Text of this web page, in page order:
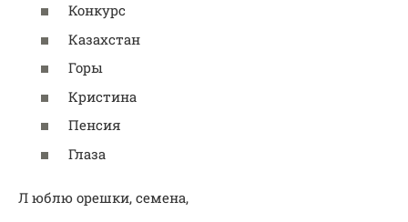
Конкурс
Казахстан
Горы
Кристина
Пенсия
Глаза
Л юблю орешки, семена,